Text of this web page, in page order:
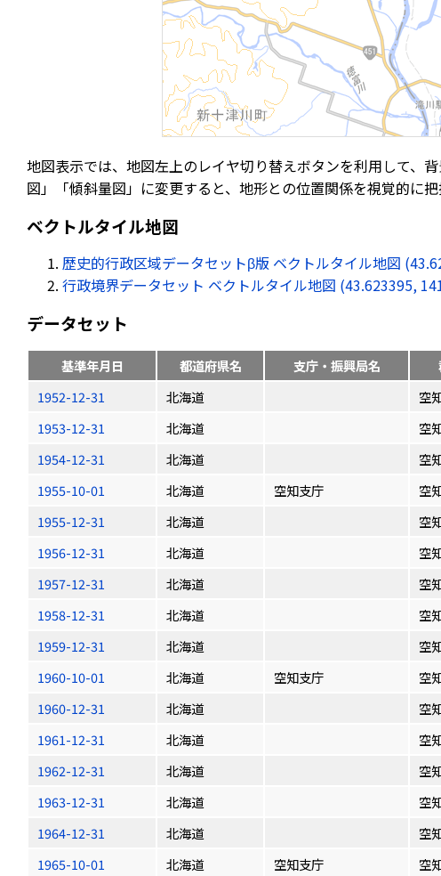
地図表示では、地図左上のレイヤ切り替えボタンを利用して、
図」「傾斜量図」に変更すると、地形との位置関係を視覚的に把
ベクトルタイル地図
歴史的行政区域データセットβ版 ベクトルタイル地図
行政境界データセット ベクトルタイル地図 (43.623395,
データセット
基準年月日 都道府県名 支庁・振興局名
1952-12-31
北海道 空
1953-12-31
北海道 空
1954-12-31
北海道 空
1955-10-01
北海道 空知支庁 空
1955-12-31
北海道 空
1956-12-31
北海道 空
1957-12-31
北海道 空
1958-12-31
北海道 空
1959-12-31
北海道 空
1960-10-01
北海道 空知支庁 空
1960-12-31
北海道 空
1961-12-31
北海道 空
1962-12-31
北海道 空
1963-12-31
北海道 空
1964-12-31
北海道 空
1965-10-01
北海道 空知支庁 空